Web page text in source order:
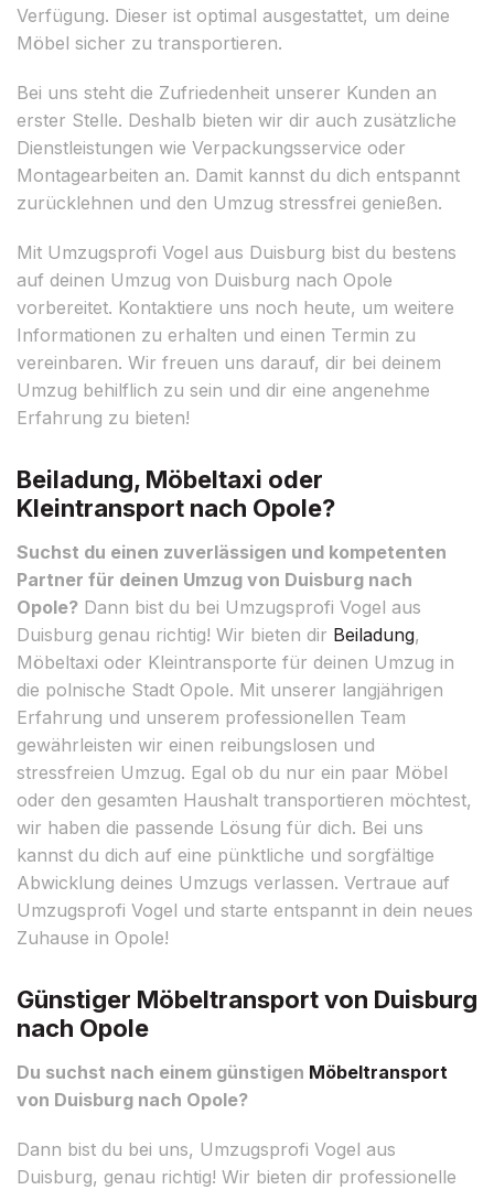
Verfügung. Dieser ist optimal ausgestattet, um deine
Möbel sicher zu transportieren.
Bei uns steht die Zufriedenheit unserer Kunden an
erster Stelle. Deshalb bieten wir dir auch zusätzliche
Dienstleistungen wie Verpackungsservice oder
Montagearbeiten an. Damit kannst du dich entspannt
zurücklehnen und den Umzug stressfrei genießen.
Mit Umzugsprofi Vogel aus Duisburg bist du bestens
auf deinen Umzug von Duisburg nach Opole
vorbereitet. Kontaktiere uns noch heute, um weitere
Informationen zu erhalten und einen Termin zu
vereinbaren. Wir freuen uns darauf, dir bei deinem
Umzug behilflich zu sein und dir eine angenehme
Erfahrung zu bieten!
Beiladung, Möbeltaxi oder
Kleintransport nach Opole?
Suchst du einen zuverlässigen und kompetenten
Partner für deinen Umzug von Duisburg nach
Opole? Dann bist du bei Umzugsprofi Vogel aus
Duisburg genau richtig! Wir bieten dir Beiladung,
Möbeltaxi oder Kleintransporte für deinen Umzug in
die polnische Stadt Opole. Mit unserer langjährigen
Erfahrung und unserem professionellen Team
gewährleisten wir einen reibungslosen und
stressfreien Umzug. Egal ob du nur ein paar Möbel
oder den gesamten Haushalt transportieren möchtest,
wir haben die passende Lösung für dich. Bei uns
kannst du dich auf eine pünktliche und sorgfältige
Abwicklung deines Umzugs verlassen. Vertraue auf
Umzugsprofi Vogel und starte entspannt in dein neues
Zuhause in Opole!
Günstiger Möbeltransport von Duisburg
nach Opole
Du suchst nach einem günstigen Möbeltransport
von Duisburg nach Opole?
Dann bist du bei uns, Umzugsprofi Vogel aus
Duisburg, genau richtig! Wir bieten dir professionelle